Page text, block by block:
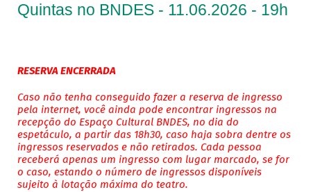
Quintas no BNDES - 11.06.2026 - 19h
RESERVA ENCERRADA
Caso não tenha conseguido fazer a reserva de ingresso
pela internet, você ainda pode encontrar ingressos na
recepção do Espaço Cultural BNDES, no dia do
espetáculo, a partir das 18h30, caso haja sobra dentre os
ingressos reservados e não retirados. Cada pessoa
receberá apenas um ingresso com lugar marcado, se for
o caso, estando o número de ingressos disponíveis
sujeito à lotação máxima do teatro.